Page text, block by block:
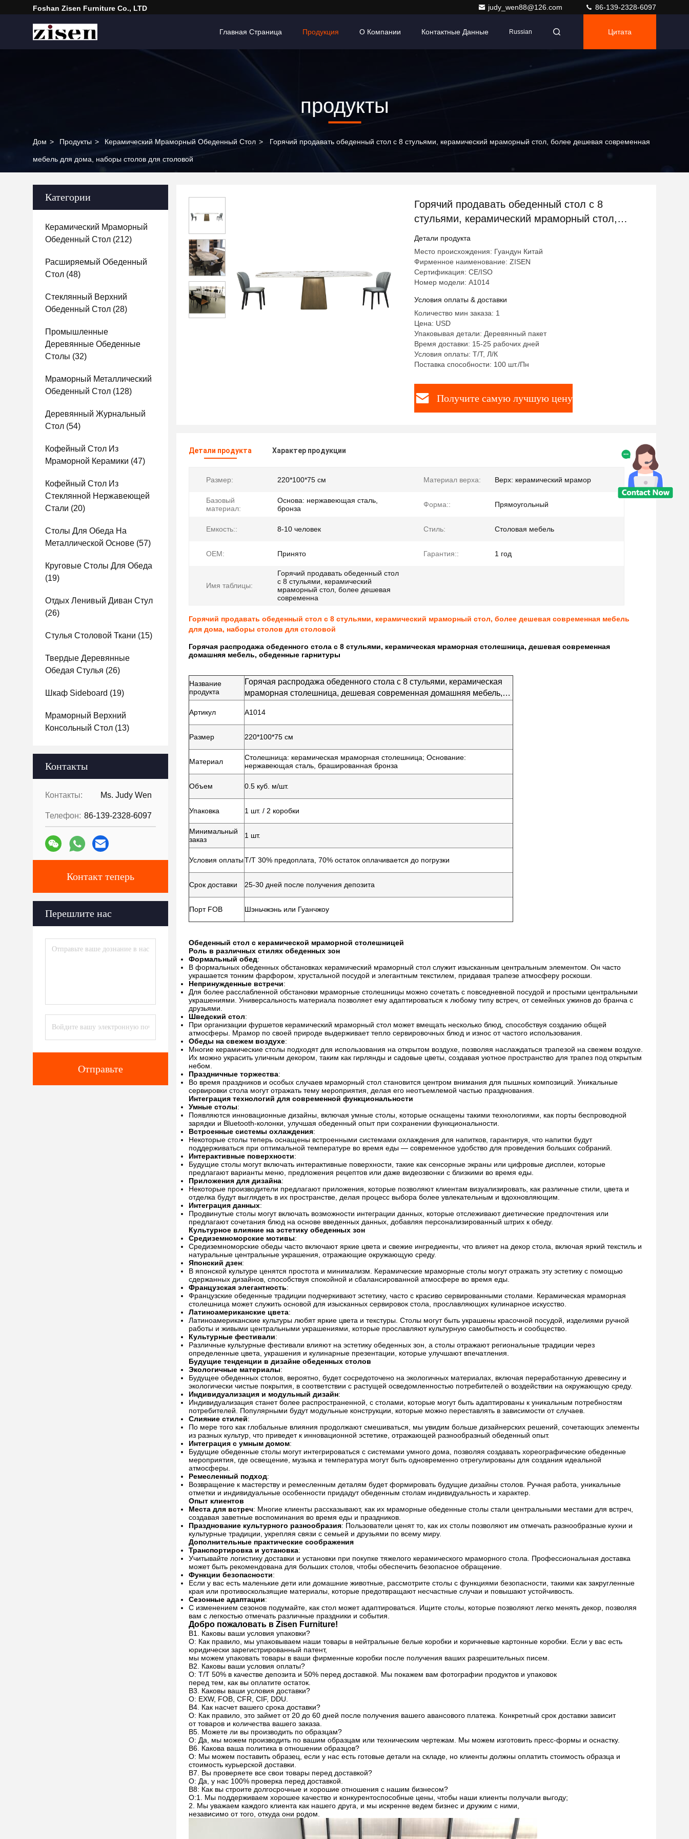
Foshan Zisen Furniture Co., LTD judy_wen88@126.com 86-139-2328-6097
Главная Страница Продукция О Компании Контактные Данные Russian Цитата
продукты
Дом > Продукты > Керамический Мраморный Обеденный Стол > Горячий продавать обеденный стол с 8 стульями, керамический мраморный стол, более дешевая современная
мебель для дома, наборы столов для столовой
Категории
Керамический Мраморный
Обеденный Стол (212)
Расширяемый Обеденный
Стол (48)
Стеклянный Верхний
Обеденный Стол (28)
Промышленные
Деревянные Обеденные
Столы (32)
Мраморный Металлический
Обеденный Стол (128)
Деревянный Журнальный
Стол (54)
Кофейный Стол Из
Мраморной Керамики (47)
Кофейный Стол Из
Стеклянной Нержавеющей
Стали (20)
Столы Для Обеда На
Металлической Основе (57)
Круговые Столы Для Обеда
(19)
Отдых Ленивый Диван Стул
(26)
Стулья Столовой Ткани (15)
Твердые Деревянные
Обедая Стулья (26)
Шкаф Sideboard (19)
Мраморный Верхний
Консольный Стол (13)
Контакты
Контакты: Ms. Judy Wen
Телефон: 86-139-2328-6097
Контакт теперь
Перешлите нас
Отправьте
Горячий продавать обеденный стол с 8
стульями, керамический мраморный стол,
более дешевая современная мебель для
дома, наборы столов для столовой
Детали продукта
Место происхождения: Гуандун Китай
Фирменное наименование: ZISEN
Сертификация: CE/ISO
Номер модели: А1014
Условия оплаты & доставки
Количество мин заказа: 1
Цена: USD
Упаковывая детали: Деревянный пакет
Время доставки: 15-25 рабочих дней
Условия оплаты: Т/Т, Л/К
Поставка способности: 100 шт./Пн
Получите самую лучшую цену
Детали продукта Характер продукции
Размер: 220*100*75 см Материал верха: Верх: керамический мрамор
Базовый
материал:
Основа: нержавеющая сталь,
бронза
Форма:: Прямоугольный
Емкость:: 8-10 человек Стиль: Столовая мебель
OEM: Принято Гарантия:: 1 год
Имя таблицы:
Горячий продавать обеденный стол
с 8 стульями, керамический
мраморный стол, более дешевая
современна
Горячий продавать обеденный стол с 8 стульями, керамический мраморный стол, более дешевая современная мебель
для дома, наборы столов для столовой
Горячая распродажа обеденного стола с 8 стульями, керамическая мраморная столешница, дешевая современная
домашняя мебель, обеденные гарнитуры
Название
продукта
Горячая распродажа обеденного стола с 8 стульями, керамическая
мраморная столешница, дешевая современная домашняя мебель,
Артикул A1014
Размер 220*100*75 см
Материал
Столешница: керамическая мраморная столешница; Основание:
нержавеющая сталь, брашированная бронза
Объем 0.5 куб. м/шт.
Упаковка 1 шт. / 2 коробки
Минимальный
заказ
1 шт.
Условия оплатыT/T 30% предоплата, 70% остаток оплачивается до погрузки
Срок доставки 25-30 дней после получения депозита
Порт FOB Шэньчжэнь или Гуанчжоу
Обеденный стол с керамической мраморной столешницей
Роль в различных стилях обеденных зон
Формальный обед:
В формальных обеденных обстановках керамический мраморный стол служит изысканным центральным элементом. Он часто
украшается тонким фарфором, хрустальной посудой и элегантным текстилем, придавая трапезе атмосферу роскоши.
Непринужденные встречи:
Для более расслабленной обстановки мраморные столешницы можно сочетать с повседневной посудой и простыми центральными
украшениями. Универсальность материала позволяет ему адаптироваться к любому типу встреч, от семейных ужинов до бранча с
друзьями.
Шведский стол:
При организации фуршетов керамический мраморный стол может вмещать несколько блюд, способствуя созданию общей
атмосферы. Мрамор по своей природе выдерживает тепло сервировочных блюд и износ от частого использования.
Обеды на свежем воздухе:
Многие керамические столы подходят для использования на открытом воздухе, позволяя наслаждаться трапезой на свежем воздухе.
Их можно украсить уличным декором, таким как гирлянды и садовые цветы, создавая уютное пространство для трапез под открытым
небом.
Праздничные торжества:
Во время праздников и особых случаев мраморный стол становится центром внимания для пышных композиций. Уникальные
сервировки стола могут отражать тему мероприятия, делая его неотъемлемой частью празднования.
Интеграция технологий для современной функциональности
Умные столы:
Появляются инновационные дизайны, включая умные столы, которые оснащены такими технологиями, как порты беспроводной
зарядки и Bluetooth-колонки, улучшая обеденный опыт при сохранении функциональности.
Встроенные системы охлаждения:
Некоторые столы теперь оснащены встроенными системами охлаждения для напитков, гарантируя, что напитки будут
поддерживаться при оптимальной температуре во время еды — современное удобство для проведения больших собраний.
Интерактивные поверхности:
Будущие столы могут включать интерактивные поверхности, такие как сенсорные экраны или цифровые дисплеи, которые
предлагают варианты меню, предложения рецептов или даже видеозвонки с близкими во время еды.
Приложения для дизайна:
Некоторые производители предлагают приложения, которые позволяют клиентам визуализировать, как различные стили, цвета и
отделка будут выглядеть в их пространстве, делая процесс выбора более увлекательным и вдохновляющим.
Интеграция данных:
Продвинутые столы могут включать возможности интеграции данных, которые отслеживают диетические предпочтения или
предлагают сочетания блюд на основе введенных данных, добавляя персонализированный штрих к обеду.
Культурное влияние на эстетику обеденных зон
Средиземноморские мотивы:
Средиземноморские обеды часто включают яркие цвета и свежие ингредиенты, что влияет на декор стола, включая яркий текстиль и
натуральные центральные украшения, отражающие окружающую среду.
Японский дзен:
В японской культуре ценятся простота и минимализм. Керамические мраморные столы могут отражать эту эстетику с помощью
сдержанных дизайнов, способствуя спокойной и сбалансированной атмосфере во время еды.
Французская элегантность:
Французские обеденные традиции подчеркивают эстетику, часто с красиво сервированными столами. Керамическая мраморная
столешница может служить основой для изысканных сервировок стола, прославляющих кулинарное искусство.
Латиноамериканские цвета:
Латиноамериканские культуры любят яркие цвета и текстуры. Столы могут быть украшены красочной посудой, изделиями ручной
работы и живыми центральными украшениями, которые прославляют культурную самобытность и сообщество.
Культурные фестивали:
Различные культурные фестивали влияют на эстетику обеденных зон, а столы отражают региональные традиции через
определенные цвета, украшения и кулинарные презентации, которые улучшают впечатления.
Будущие тенденции в дизайне обеденных столов
Экологичные материалы:
Будущее обеденных столов, вероятно, будет сосредоточено на экологичных материалах, включая переработанную древесину и
экологически чистые покрытия, в соответствии с растущей осведомленностью потребителей о воздействии на окружающую среду.
Индивидуализация и модульный дизайн:
Индивидуализация станет более распространенной, с столами, которые могут быть адаптированы к уникальным потребностям
потребителей. Популярными будут модульные конструкции, которые можно переставлять в зависимости от случаев.
Слияние стилей:
По мере того как глобальные влияния продолжают смешиваться, мы увидим больше дизайнерских решений, сочетающих элементы
из разных культур, что приведет к инновационной эстетике, отражающей разнообразный обеденный опыт.
Интеграция с умным домом:
Будущие обеденные столы могут интегрироваться с системами умного дома, позволяя создавать хореографические обеденные
мероприятия, где освещение, музыка и температура могут быть одновременно отрегулированы для создания идеальной
атмосферы.
Ремесленный подход:
Возвращение к мастерству и ремесленным деталям будет формировать будущие дизайны столов. Ручная работа, уникальные
отметки и индивидуальные особенности придадут обеденным столам индивидуальность и характер.
Опыт клиентов
Места для встреч: Многие клиенты рассказывают, как их мраморные обеденные столы стали центральными местами для встреч,
создавая заветные воспоминания во время еды и праздников.
Празднование культурного разнообразия: Пользователи ценят то, как их столы позволяют им отмечать разнообразные кухни и
культурные традиции, укрепляя связи с семьей и друзьями по всему миру.
Дополнительные практические соображения
Транспортировка и установка:
Учитывайте логистику доставки и установки при покупке тяжелого керамического мраморного стола. Профессиональная доставка
может быть рекомендована для больших столов, чтобы обеспечить безопасное обращение.
Функции безопасности:
Если у вас есть маленькие дети или домашние животные, рассмотрите столы с функциями безопасности, такими как закругленные
края или противоскользящие материалы, которые предотвращают несчастные случаи и повышают устойчивость.
Сезонные адаптации:
С изменением сезонов подумайте, как стол может адаптироваться. Ищите столы, которые позволяют легко менять декор, позволяя
вам с легкостью отмечать различные праздники и события.
Добро пожаловать в Zisen Furniture!
В1. Каковы ваши условия упаковки?
О: Как правило, мы упаковываем наши товары в нейтральные белые коробки и коричневые картонные коробки. Если у вас есть
юридически зарегистрированный патент,
мы можем упаковать товары в ваши фирменные коробки после получения ваших разрешительных писем.
В2. Каковы ваши условия оплаты?
О: T/T 50% в качестве депозита и 50% перед доставкой. Мы покажем вам фотографии продуктов и упаковок
перед тем, как вы оплатите остаток.
В3. Каковы ваши условия доставки?
О: EXW, FOB, CFR, CIF, DDU.
В4. Как насчет вашего срока доставки?
О: Как правило, это займет от 20 до 60 дней после получения вашего авансового платежа. Конкретный срок доставки зависит
от товаров и количества вашего заказа.
В5. Можете ли вы производить по образцам?
О: Да, мы можем производить по вашим образцам или техническим чертежам. Мы можем изготовить пресс-формы и оснастку.
В6. Какова ваша политика в отношении образцов?
О: Мы можем поставить образец, если у нас есть готовые детали на складе, но клиенты должны оплатить стоимость образца и
стоимость курьерской доставки.
В7. Вы проверяете все свои товары перед доставкой?
О: Да, у нас 100% проверка перед доставкой.
В8: Как вы строите долгосрочные и хорошие отношения с нашим бизнесом?
О:1. Мы поддерживаем хорошее качество и конкурентоспособные цены, чтобы наши клиенты получали выгоду;
2. Мы уважаем каждого клиента как нашего друга, и мы искренне ведем бизнес и дружим с ними,
независимо от того, откуда они родом.